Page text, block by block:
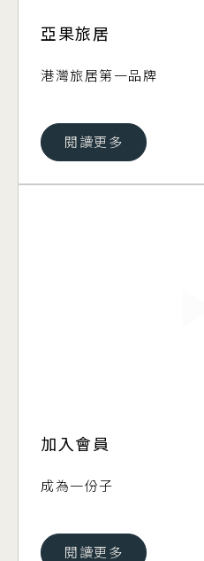
亞果旅居
港灣旅居第一品牌
閱讀更多
加入會員
成為一份子
閱讀更多